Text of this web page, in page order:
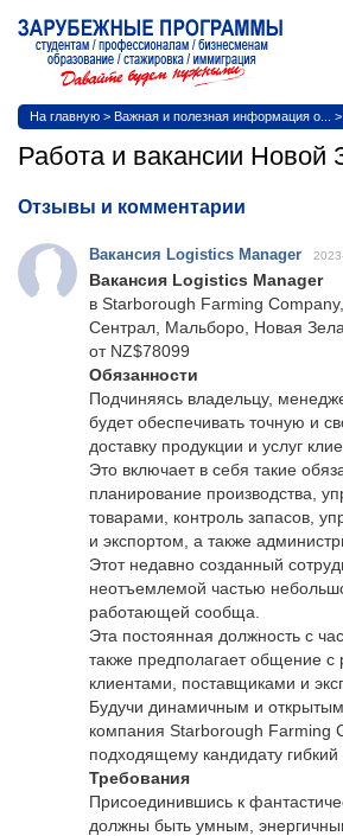
На главную > Важная и полезная информация о... >
Работа и вакансии Новой
Отзывы и комментарии
Вакансия Logistics Manager
Вакансия Logistics Manager
в Starborough Farming
Сентрал, Мальборо, Новая
от NZ$78099
Обязанности
Подчиняясь владельцу,
будет обеспечивать точную и
доставку продукции и услуг
Это включает в себя такие
планирование производства,
товарами, контроль запасов,
и экспортом, а также
Этот недавно созданный
неотъемлемой частью
работающей сообща.
Эта постоянная должность с
также предполагает общение с
клиентами, поставщиками и
Будучи динамичным и
компания Starborough Farming
подходящему кандидату гибкий
Требования
Присоединившись к
должны быть умным,